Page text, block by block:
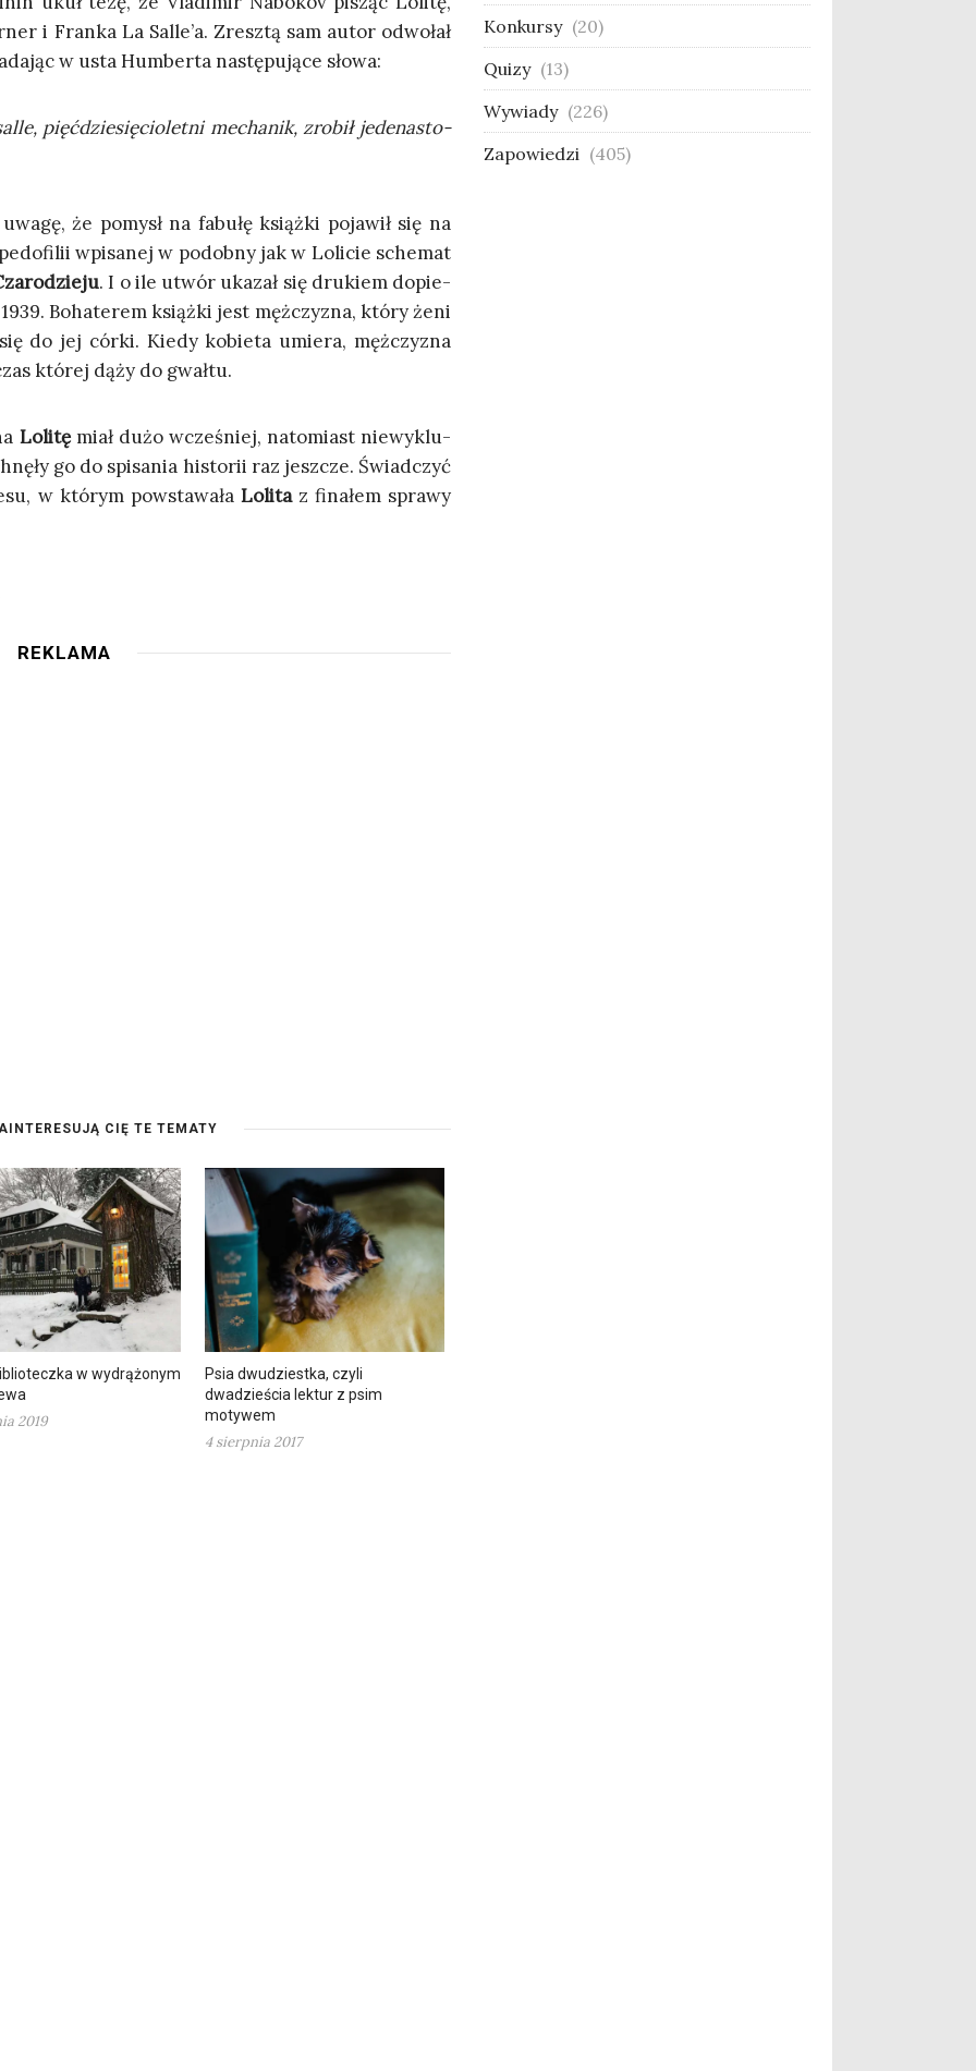
i Fran­ka La Salle’a. Zresz­tą sam autor odwo­łał
w usta Hum­ber­ta nastę­pu­ją­ce słowa:
pięć­dzie­się­cio­let­ni mecha­nik, zro­bił jede­na­sto­
że pomysł na fabu­łę książ­ki poja­wił się na
wpi­sa­nej w podob­ny jak w Loli­cie sche­mat
. I o ile utwór uka­zał się dru­kiem dopie­
Boha­te­rem książ­ki jest męż­czy­zna, któ­ry żeni
do jej cór­ki. Kie­dy kobie­ta umie­ra, męż­czy­zna
któ­rej dąży do gwałtu.
Loli­tęmiał dużo wcze­śniej, nato­miast nie­wy­klu­
go do spi­sa­nia histo­rii raz jesz­cze. Świad­czyć
w któ­rym powsta­wa­ła Loli­taz fina­łem spra­wy
REKLAMA
CIĘ TE TEMATY
w wydrążonym
2019
Psia dwudziestka, czyli
dwadzieścia lektur z psim
motywem
4 sierpnia 2017
Konkursy (20)
Quizy (13)
Wywiady (226)
Zapowiedzi (405)